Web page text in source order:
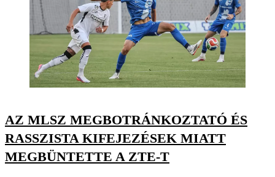
AZ MLSZ MEGBOTRÁNKOZTATÓ ÉS
RASSZISTA KIFEJEZÉSEK MIATT
MEGBÜNTETTE A ZTE-T